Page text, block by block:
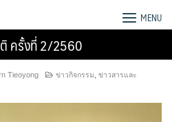
MENU
ติ ครั้งที่ 2/2560
Tieoyong ข่าวกิจกรรม ข่าวสารและ